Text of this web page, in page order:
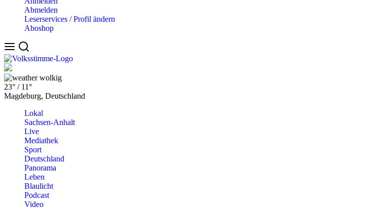
Abmelden
Leserservices / Profil ändern
Aboshop
wolkig
23° / 11°
Magdeburg, Deutschland
Lokal
Sachsen-Anhalt
Live
Mediathek
Sport
Deutschland
Panorama
Leben
Blaulicht
Podcast
Video